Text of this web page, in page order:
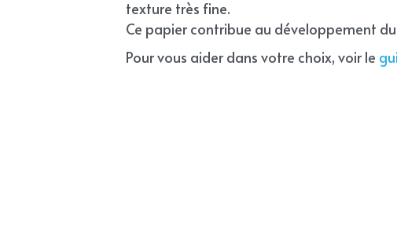
texture très fine.
Ce papier contribue au développement
Pour vous aider dans votre choix, voir le